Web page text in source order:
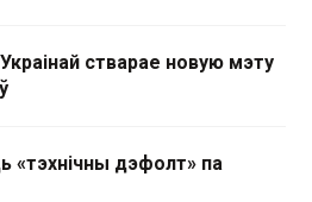
стварае новую мэту
«тэхнічны дэфолт» па